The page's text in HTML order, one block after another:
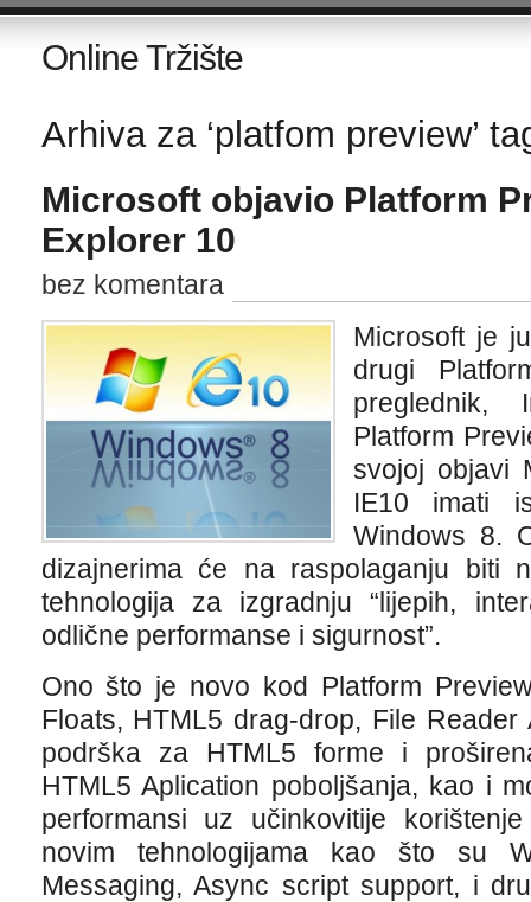
Online Tržište
Arhiva za ‘platfom preview’
Microsoft objavio Platform
Explorer 10
bez komentara
Microsoft je
drugi
preglednik,
Platform
svojoj objavi
IE10 imati
Windows 8.
dizajnerima će na raspolaganju biti
tehnologija za izgradnju “lijepih,
odlične performanse i sigurnost”.
Ono što je novo kod Platform
Floats, HTML5 drag-drop, File
podrška za HTML5 forme i
HTML5 Aplication poboljšanja, kao i
performansi uz učinkovitije
novim tehnologijama kao što su
Messaging, Async script support, i